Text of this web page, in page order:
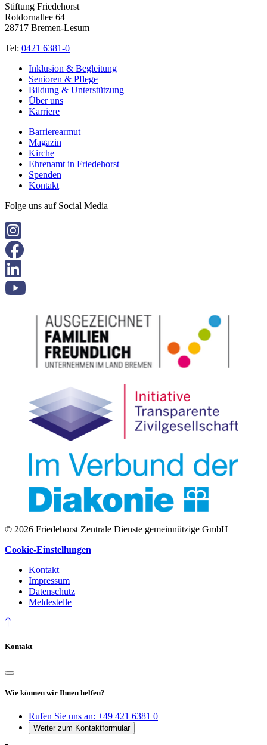
Stiftung Friedehorst
Rotdornallee 64
28717 Bremen-Lesum
Tel: 0421 6381-0
Inklusion & Begleitung
Senioren & Pflege
Bildung & Unterstützung
Über uns
Karriere
Barrierearmut
Magazin
Kirche
Ehrenamt in Friedehorst
Spenden
Kontakt
Folge uns auf Social Media
© 2026 Friedehorst Zentrale Dienste gemeinnützige GmbH
Cookie-Einstellungen
Kontakt
Impressum
Datenschutz
Meldestelle
Kontakt
Wie können wir Ihnen helfen?
Rufen Sie uns an: +49 421 6381 0